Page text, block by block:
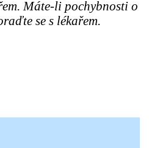
Máte-li pochybnosti o
se s lékařem.